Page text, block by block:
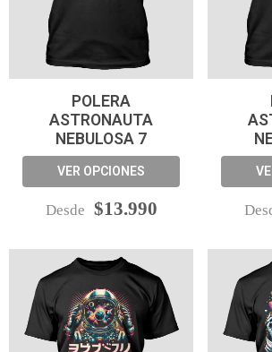
POLERA
ASTRONAUTA
NEBULOSA 7
VER OPCIONES
Desde $13.990